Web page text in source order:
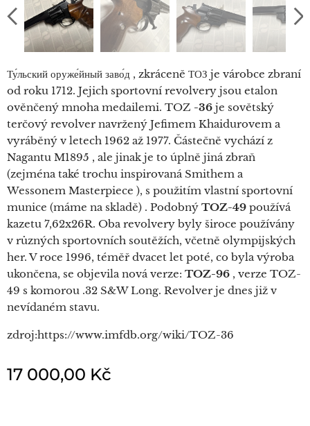
Ту́льский оруже́йный заво́д , zkráceně ТОЗ je várobce zbraní
od roku 1712. Jejich sportovní revolvery jsou etalon
ověnčený mnoha medailemi. TOZ -36 je sovětský
terčový revolver navržený Jefimem Khaidurovem a
vyráběný v letech 1962 až 1977. Částečně vychází z
Nagantu M1895 , ale jinak je to úplně jiná zbraň
(zejména také trochu inspirovaná Smithem a
Wessonem Masterpiece ), s použitím vlastní sportovní
munice (máme na skladě) . Podobný TOZ-49 používá
kazetu 7,62x26R. Oba revolvery byly široce používány
v různých sportovních soutěžích, včetně olympijských
her. V roce 1996, téměř dvacet let poté, co byla výroba
ukončena, se objevila nová verze: TOZ-96 , verze TOZ-
49 s komorou .32 S&W Long. Revolver je dnes již v
nevídaném stavu.
zdroj:https://www.imfdb.org/wiki/TOZ-36
17 000,00 Kč